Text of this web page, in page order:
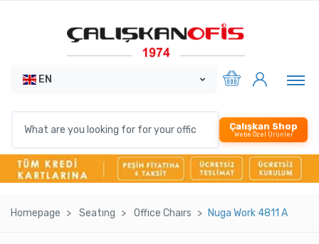
EN
Çalışkan Shop
Webe Özel Ürünler
Homepage Seatıng Offıce Chaırs Nuga Work 4811 A